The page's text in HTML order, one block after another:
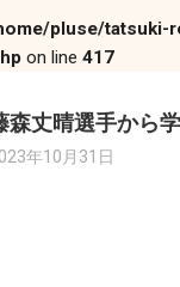
pluse/tatsuki-
on line 417
森丈晴選手から
年10月31日